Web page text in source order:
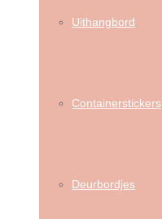
Uithangbord
Containerstickers
Deurbordjes